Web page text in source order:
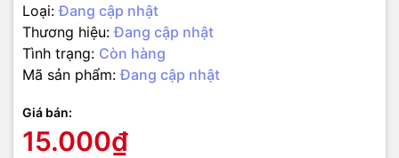
Loại: Đang cập nhật
Thương hiệu: Đang cập nhật
Tình trạng: Còn hàng
Mã sản phẩm: Đang cập nhật
Giá bán:
15.000₫